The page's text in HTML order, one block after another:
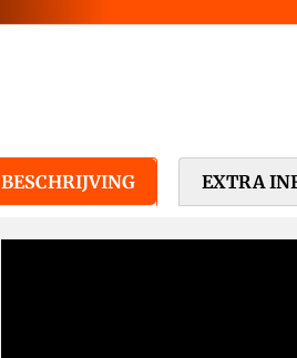
BESCHRIJVING EXTRA